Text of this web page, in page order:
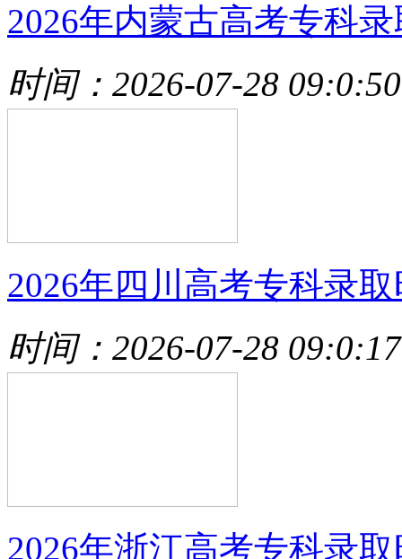
2026年内蒙古高考专科
时间：2026-07-28 09:0:50
2026年四川高考专科录
时间：2026-07-28 09:0:17
2026年浙江高考专科录